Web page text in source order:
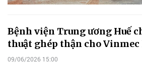
Bệnh viện Trung ương Huế
thuật ghép thận cho Vinmec
09/06/2026 15:00